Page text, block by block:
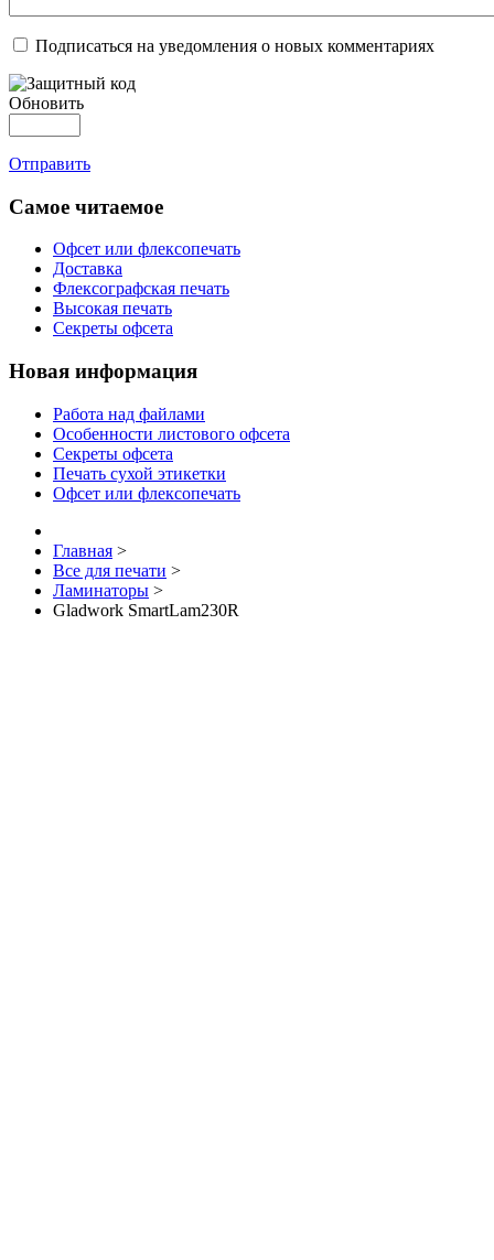
Подписаться на уведомления о новых комментариях
Обновить
Отправить
Самое читаемое
Офсет или флексопечать
Доставка
Флексографская печать
Высокая печать
Секреты офсета
Новая информация
Работа над файлами
Особенности листового офсета
Секреты офсета
Печать сухой этикетки
Офсет или флексопечать
Главная >
Все для печати >
Ламинаторы >
Gladwork SmartLam230R